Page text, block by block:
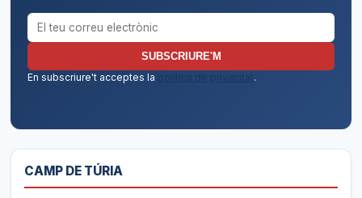
Correu electrònic per al butlletí
SUBSCRIURE'M
En subscriure't acceptes la
política de privacitat.
CAMP DE TÚRIA